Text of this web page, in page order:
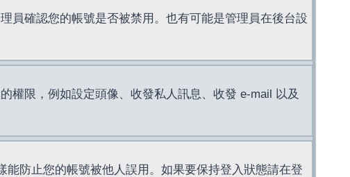
員確認您的帳號是否被禁用。也有可能是管理員在後台設
權限，例如設定頭像、收發私人訊息、收發 e-mail 以及
防止您的帳號被他人誤用。如果要保持登入狀態請在登